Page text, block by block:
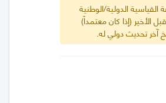
الدولية/الوطنية
الأخير (إذا كان معتمداً)
آخر تحديث دولي له.